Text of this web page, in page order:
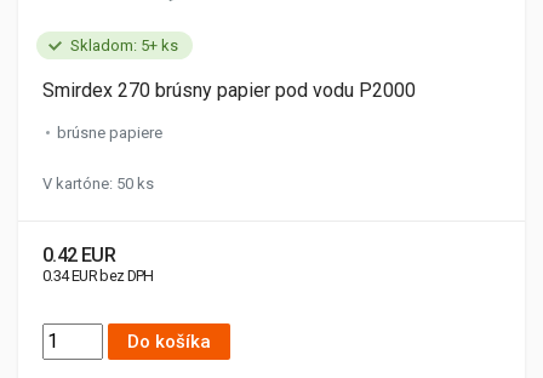
Skladom: 5+ ks
Smirdex 270 brúsny papier pod vodu P2000
brúsne papiere
V kartóne: 50 ks
0.42 EUR
0.34 EUR bez DPH
Do košíka